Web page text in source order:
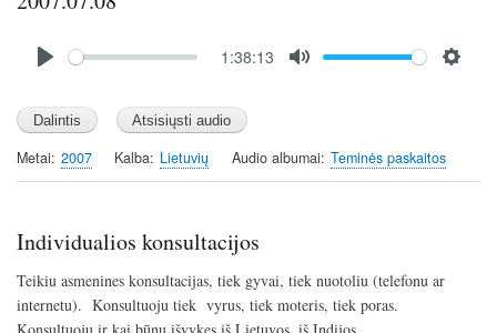
l
a
y
1:38:13
e
i
Metai 2007 Kalba Lietuvių Audio albumai Teminės paskaitos
Individualios konsultacijos
Teikiu asmenines konsultacijas, tiek gyvai, tiek nuotoliu (telefonu ar
internetu). Konsultuoju tiek vyrus, tiek moteris, tiek poras.